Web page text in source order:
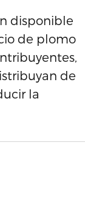
disponible
de plomo
de
la